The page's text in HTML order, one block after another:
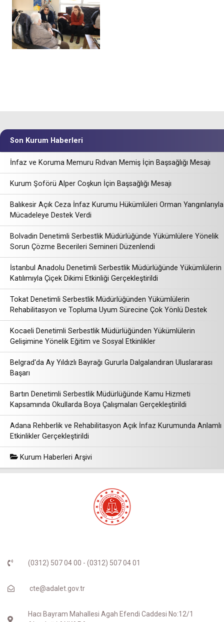
Son Kurum Haberleri
İnfaz ve Koruma Memuru Rıdvan Memiş İçin Başsağlığı Mesajı
Kurum Şoförü Alper Coşkun İçin Başsağlığı Mesajı
Balıkesir Açık Ceza İnfaz Kurumu Hükümlüleri Orman Yangınlarıyla
Mücadeleye Destek Verdi
Bolvadin Denetimli Serbestlik Müdürlüğünde Yükümlülere Yönelik
Sorun Çözme Becerileri Semineri Düzenlendi
İstanbul Anadolu Denetimli Serbestlik Müdürlüğünde Yükümlülerin
Katılımıyla Çiçek Dikimi Etkinliği Gerçekleştirildi
Tokat Denetimli Serbestlik Müdürlüğünden Yükümlülerin
Rehabilitasyon ve Topluma Uyum Sürecine Çok Yönlü Destek
Kocaeli Denetimli Serbestlik Müdürlüğünden Yükümlülerin
Gelişimine Yönelik Eğitim ve Sosyal Etkinlikler
Belgrad'da Ay Yıldızlı Bayrağı Gururla Dalgalandıran Uluslararası
Başarı
Bartın Denetimli Serbestlik Müdürlüğünde Kamu Hizmeti
Kapsamında Okullarda Boya Çalışmaları Gerçekleştirildi
Adana Rehberlik ve Rehabilitasyon Açık İnfaz Kurumunda Anlamlı
Etkinlikler Gerçekleştirildi
Kurum Haberleri Arşivi
(0312) 507 04 00 - (0312) 507 04 01
cte@adalet.gov.tr
Hacı Bayram Mahallesi Agah Efendi Caddesi No:12/1